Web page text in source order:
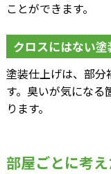
ことができます。
クロスにはない
塗装仕上げは、部
す。臭いが気にな
ります。
部屋ごとに考